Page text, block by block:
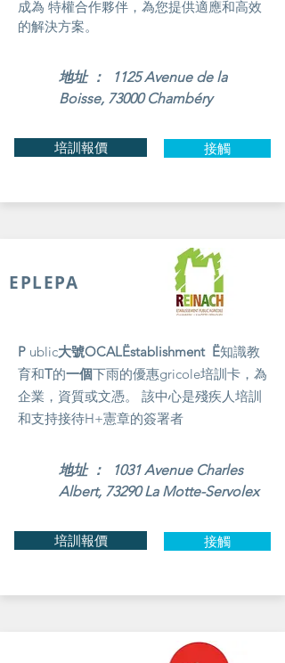
成為 特權合作夥伴，為您提供適應和高效
的解決方案。
地址 ： 1125 Avenue de la
Boisse, 73000 Chambéry
培訓報價 接觸
EPLEPA
P ublic大號OCALËstablishment Ë知識教
育和T的一個下雨的優惠gricole培訓卡，為
企業，資質或文憑。 該中心是殘疾人培訓
和支持接待H+憲章的簽署者
地址 ： 1031 Avenue Charles
Albert, 73290 La Motte-Servolex
培訓報價 接觸